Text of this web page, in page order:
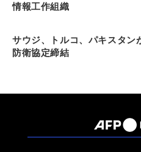
情報工作組織
サウジ、トルコ、パキスタン
防衛協定締結